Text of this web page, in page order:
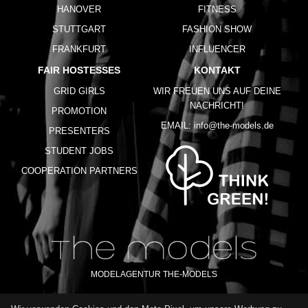
HANOVER
STUTTGART
FRANKFURT
FITNESS
FASHION SHOW
INFLUENCER
FAIR HOSTESSES
GRID GIRLS
PROMOTION
PRESENTERS
STUDENT JOBS
COOPERATION PARTNERS
KONTAKT
WIR FREUEN UNS AUF DEINE
NACHRICHT!
EMAIL: info@the-models.de
MODELAGENTUR THE-MODELS